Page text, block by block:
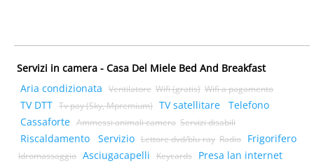
Servizi in camera - Casa Del Miele Bed And Breakfast
Aria condizionata
Ventilatore Wifi (gratis) Wifi a pagamento
TV DTT Tv pay (Sky, Mpremium) TV satellitare
Telefono
Cassaforte Ammessi animali camera Servizi disabili
Riscaldamento Servizio Lettore dvd/blu-ray Radio Frigorifero
Idromassaggio Asciugacapelli Keycards Presa lan internet